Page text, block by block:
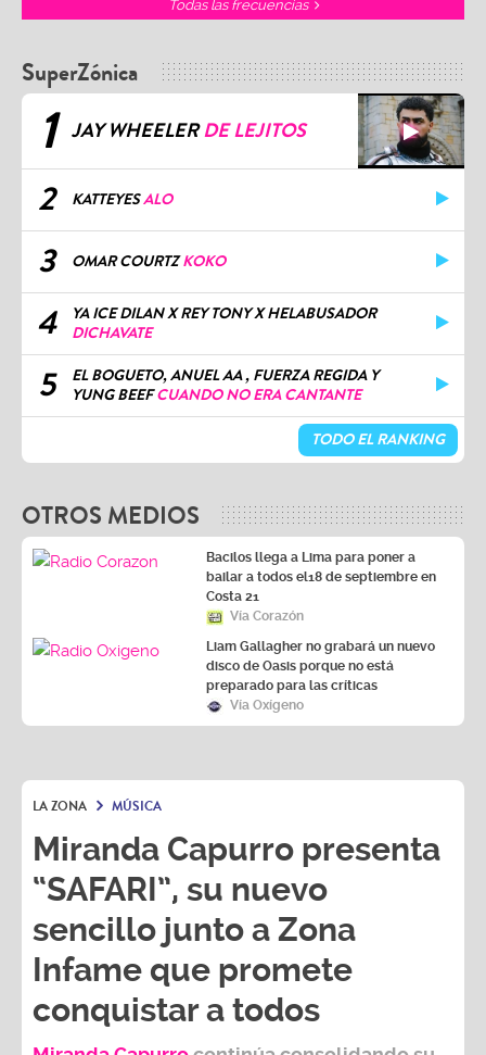
Todas las frecuencias
SuperZónica
1 JAY WHEELERDE LEJITOS
2 KATTEYESALO
3 OMAR COURTZKOKO
4
YA ICE DILAN X REY TONY X HELABUSADOR
DICHAVATE
5
EL BOGUETO, ANUEL AA , FUERZA REGIDA Y
YUNG BEEFCUANDO NO ERA CANTANTE
TODO EL RANKING
OTROS MEDIOS
Bacilos llega a Lima para poner a
bailar a todos el18 de septiembre en
Costa 21
Vía Corazón
Liam Gallagher no grabará un nuevo
disco de Oasis porque no está
preparado para las críticas
Vía Oxígeno
LA ZONA MÚSICA
Miranda Capurro presenta
“SAFARI”, su nuevo
sencillo junto a Zona
Infame que promete
conquistar a todos